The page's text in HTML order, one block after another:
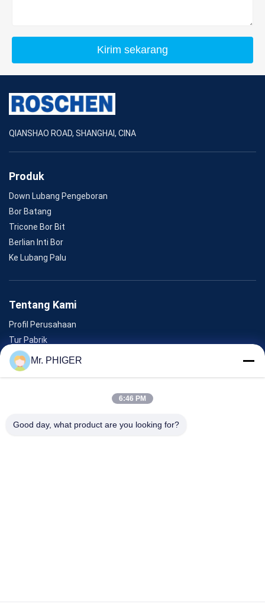
Kirim sekarang
QIANSHAO ROAD, SHANGHAI, CINA
Produk
Down Lubang Pengeboran
Bor Batang
Tricone Bor Bit
Berlian Inti Bor
Ke Lubang Palu
Tentang Kami
Profil Perusahaan
Tur Pabrik
Kontrol Kualitas
Sitemap
Mr. PHIGER
6:46 PM
Good day, what product are you looking for?